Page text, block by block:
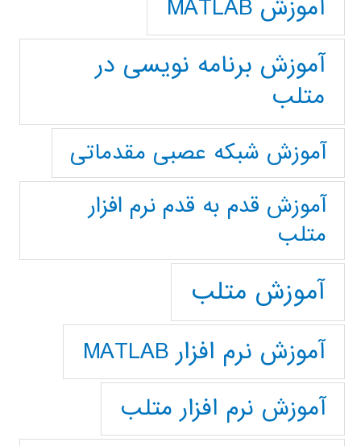
آموزش MATLAB
آموزش برنامه نویسی در
متلب
آموزش شبکه عصبی مقدماتی
آموزش قدم به قدم نرم افزار
متلب
آموزش متلب
آموزش نرم افزار MATLAB
آموزش نرم افزار متلب